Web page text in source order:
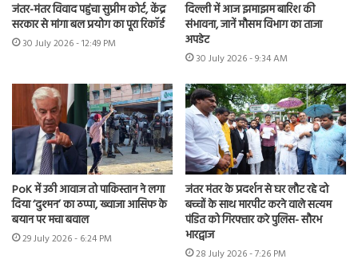
जंतर-मंतर विवाद पहुंचा सुप्रीम कोर्ट, केंद्र
सरकार से मांगा बल प्रयोग का पूरा रिकॉर्ड
30 July 2026 - 12:49 PM
दिल्ली में आज झमाझम बारिश की
संभावना, जानें मौसम विभाग का ताजा
अपडेट
30 July 2026 - 9:34 AM
PoK में उठी आवाज तो पाकिस्तान ने लगा
दिया ‘दुश्मन’ का ठप्पा, ख्वाजा आसिफ के
बयान पर मचा बवाल
29 July 2026 - 6:24 PM
जंतर मंतर के प्रदर्शन से घर लौट रहे दो
बच्चों के साथ मारपीट करने वाले सत्यम
पंडित को गिरफ्तार करे पुलिस- सौरभ
भारद्वाज
28 July 2026 - 7:26 PM